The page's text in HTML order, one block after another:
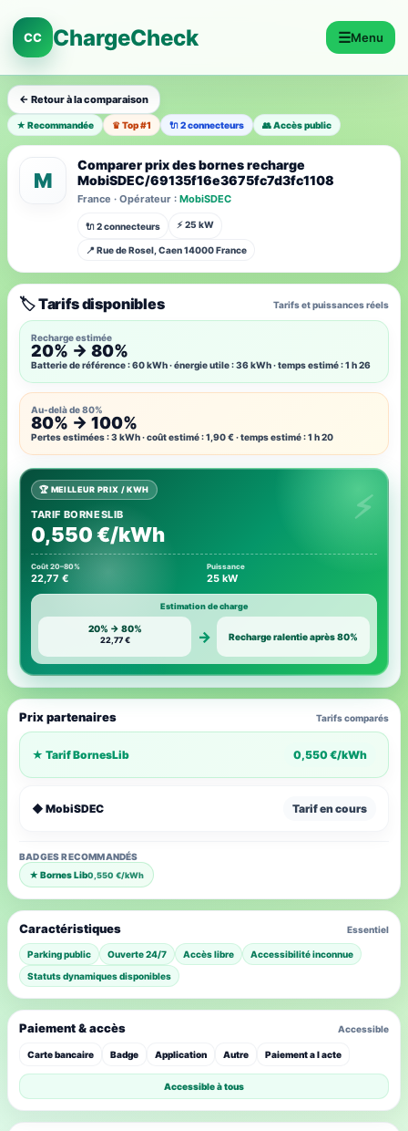
CC ChargeCheck ☰Menu
← Retour à la comparaison
★ Recommandée ♛ Top #1 🔌 2 connecteurs 👥 Accès public
M
Comparer prix des bornes recharge
MobiSDEC/69135f16e3675fc7d3fc1108
France · Opérateur : MobiSDEC
🔌 2 connecteurs ⚡ 25 kW
📍 Rue de Rosel, Caen 14000 France
🏷️ Tarifs disponibles Tarifs et puissances réels
Recharge estimée
20% → 80%
Batterie de référence : 60 kWh · énergie utile : 36 kWh · temps estimé : 1 h 26
Au-delà de 80%
80% → 100%
Pertes estimées : 3 kWh · coût estimé : 1,90 € · temps estimé : 1 h 20
🏆 MEILLEUR PRIX / KWH
TARIF BORNESLIB
0,550 €/kWh
Coût 20–80%
22,77 €
Puissance
25 kW
Estimation de charge
20% → 80%
22,77 € → Recharge ralentie après 80%
Prix partenaires Tarifs comparés
★ Tarif BornesLib 0,550 €/kWh
◆ MobiSDEC Tarif en cours
BADGES RECOMMANDÉS
★ Bornes Lib0,550 €/kWh
Caractéristiques Essentiel
Parking public Ouverte 24/7 Accès libre
Accessibilité inconnue
Statuts dynamiques disponibles
Paiement & accès Accessible
Carte bancaire Badge Application Autre Paiement a l acte
Accessible à tous